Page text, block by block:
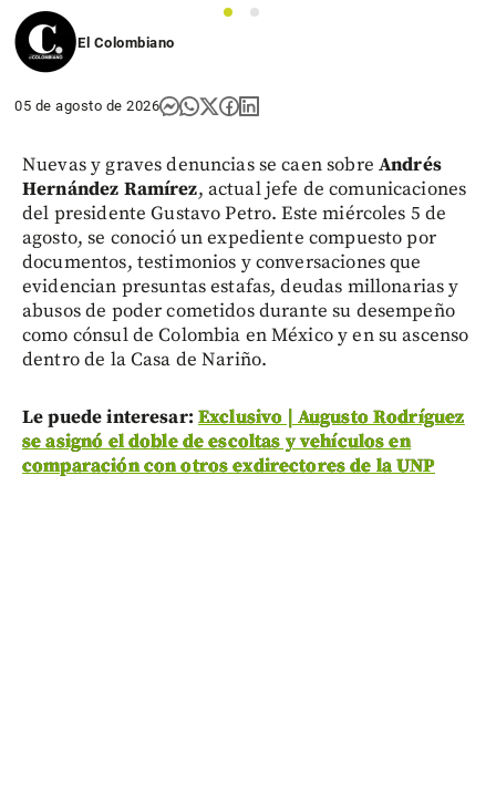
1
2
El Colombiano
05 de agosto de 2026
Nuevas y graves denuncias se caen sobre Andrés
Hernández Ramírez, actual jefe de comunicaciones
del presidente Gustavo Petro. Este miércoles 5 de
agosto, se conoció un expediente compuesto por
documentos, testimonios y conversaciones que
evidencian presuntas estafas, deudas millonarias y
abusos de poder cometidos durante su desempeño
como cónsul de Colombia en México y en su ascenso
dentro de la Casa de Nariño.
Le puede interesar: Exclusivo | Augusto Rodríguez
se asignó el doble de escoltas y vehículos en
comparación con otros exdirectores de la UNP